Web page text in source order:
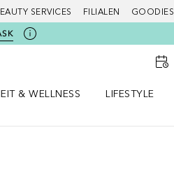
SERVICES FILIALEN GOODIES
& WELLNESS
LIFESTYLE